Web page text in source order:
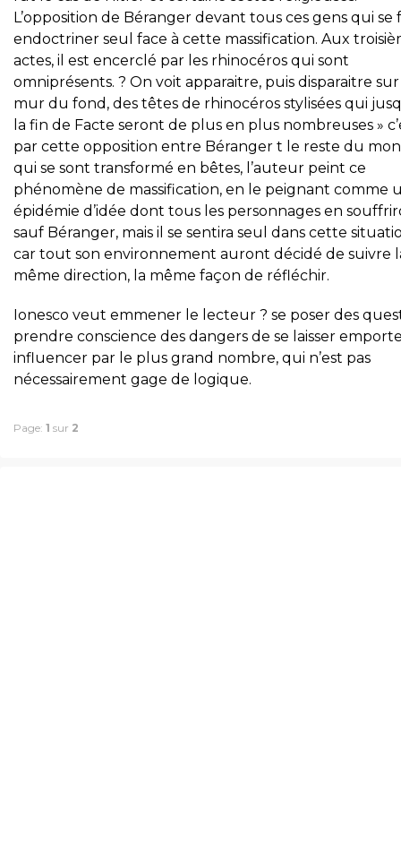
L’opposition de Béranger devant tous ces gens qui se
endoctriner seul face à cette massification. Aux
actes, il est encerclé par les rhinocéros qui sont
omniprésents. ? On voit apparaitre, puis disparaitre
mur du fond, des têtes de rhinocéros stylisées qui
la fin de Facte seront de plus en plus nombreuses »
par cette opposition entre Béranger t le reste du
qui se sont transformé en bêtes, l’auteur peint ce
phénomène de massification, en le peignant comme
épidémie d’idée dont tous les personnages en
sauf Béranger, mais il se sentira seul dans cette
car tout son environnement auront décidé de suivre
même direction, la même façon de réfléchir.
Ionesco veut emmener le lecteur ? se poser des
prendre conscience des dangers de se laisser
influencer par le plus grand nombre, qui n’est pas
nécessairement gage de logique.
Page: 1 sur 2